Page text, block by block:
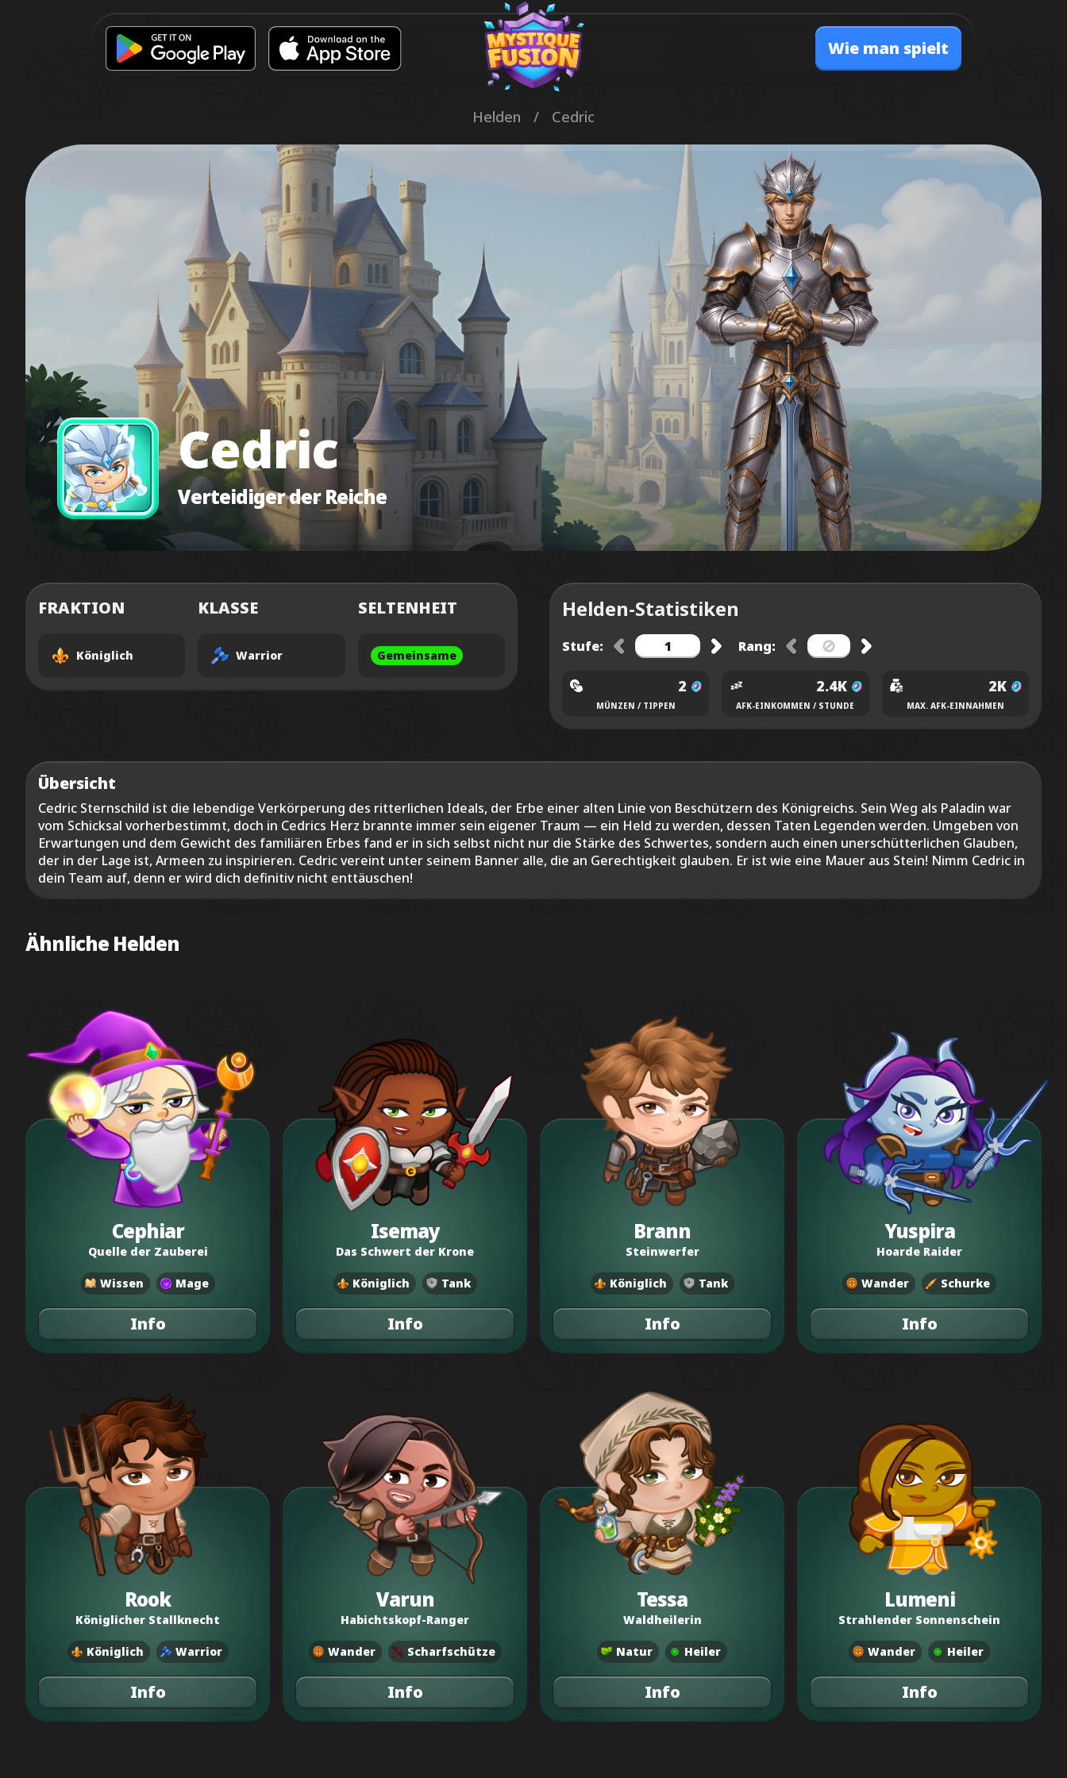
Wie man spielt
Helden / Cedric
Cedric
Verteidiger der Reiche
FRAKTION
Königlich
KLASSE
Warrior
SELTENHEIT
Gemeinsame
Helden-Statistiken
Stufe: Rang:
2
MÜNZEN / TIPPEN
2.4K
AFK-EINKOMMEN / STUNDE
2K
MAX. AFK-EINNAHMEN
Übersicht
Cedric Sternschild ist die lebendige Verkörperung des ritterlichen Ideals, der Erbe einer alten Linie von Beschützern des Königreichs. Sein Weg als Paladin war
vom Schicksal vorherbestimmt, doch in Cedrics Herz brannte immer sein eigener Traum — ein Held zu werden, dessen Taten Legenden werden. Umgeben von
Erwartungen und dem Gewicht des familiären Erbes fand er in sich selbst nicht nur die Stärke des Schwertes, sondern auch einen unerschütterlichen Glauben,
der in der Lage ist, Armeen zu inspirieren. Cedric vereint unter seinem Banner alle, die an Gerechtigkeit glauben. Er ist wie eine Mauer aus Stein! Nimm Cedric in
dein Team auf, denn er wird dich definitiv nicht enttäuschen!
Ähnliche Helden
Cephiar
Quelle der Zauberei
Wissen Mage
Info
Isemay
Das Schwert der Krone
Königlich Tank
Info
Brann
Steinwerfer
Königlich Tank
Info
Yuspira
Hoarde Raider
Wander Schurke
Info
Rook
Königlicher Stallknecht
Königlich Warrior
Info
Varun
Habichtskopf-Ranger
Wander Scharfschütze
Info
Tessa
Waldheilerin
Natur Heiler
Info
Lumeni
Strahlender Sonnenschein
Wander Heiler
Info